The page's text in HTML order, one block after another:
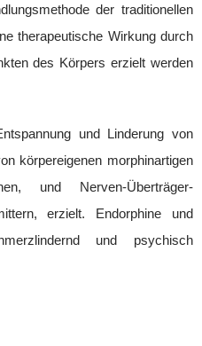
der traditionellen
therapeutische Wirkung durch
des Körpers erzielt werden
und Linderung von
körpereigenen morphinartigen
und Nerven-Überträger-
erzielt. Endorphine und
und psychisch